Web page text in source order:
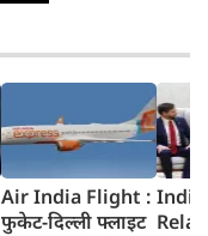
Air India Flight :
फुकेट-दिल्ली फ्लाइट